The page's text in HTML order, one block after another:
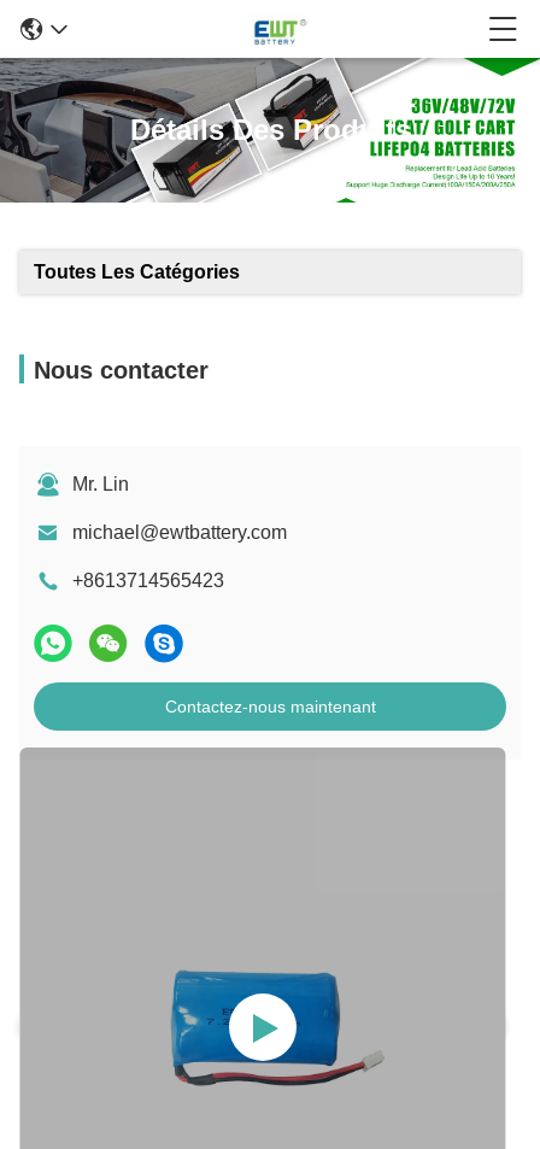
Détails Des Produits
Toutes Les Catégories
Nous contacter
Mr. Lin
michael@ewtbattery.com
+8613714565423
Contactez-nous maintenant